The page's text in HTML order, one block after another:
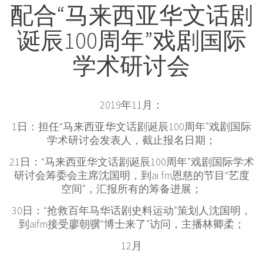
配合“马来西亚华文话剧
诞辰100周年”戏剧国际
学术研讨会
2019年11月：
1日：担任“马来西亚华文话剧诞辰100周年”戏剧国际
学术研讨会发表人，截止报名日期；
21日：“马来西亚华文话剧诞辰100周年”戏剧国际学术
研讨会筹委会主席沈国明，到ai fm恩慈的节目“艺度
空间”，汇报所有的筹备进展；
30日：“抢救百年马华话剧史料运动”策划人沈国明，
到aifm接受廖朝骥“博士来了”访问，主播林卿柔；
12月